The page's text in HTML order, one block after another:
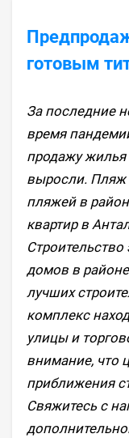
готовым
За последние
время
продажу жилья
выросли. Пляж
пляжей в
квартир в
домов в
лучших
комплекс
улицы и
внимание, что
приближения
Свяжитесь с